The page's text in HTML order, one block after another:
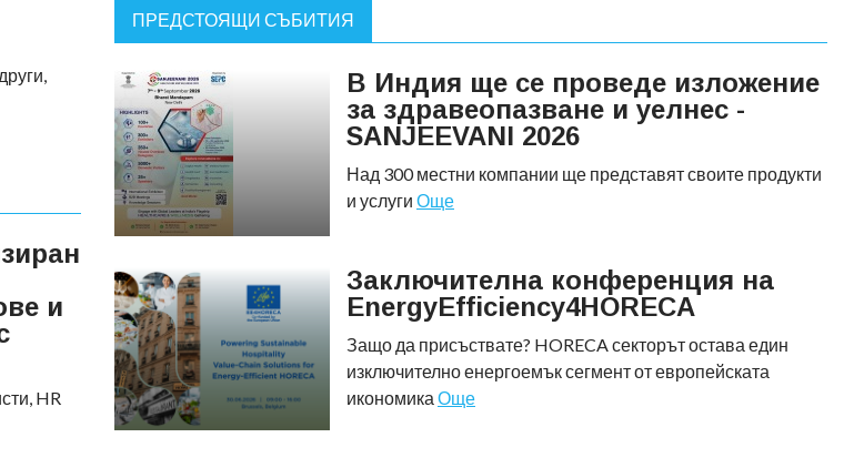
и
HR
ПРЕДСТОЯЩИ СЪБИТИЯ
В Индия ще се проведе изложение
за здравеопазване и уелнес -
SANJEEVANI 2026
Над 300 местни компании ще представят своите продукти
и услуги Още
Заключителна конференция на
EnergyEfficiency4HORECA
Защо да присъствате? HORECA секторът остава един
изключително енергоемък сегмент от европейската
икономика Още